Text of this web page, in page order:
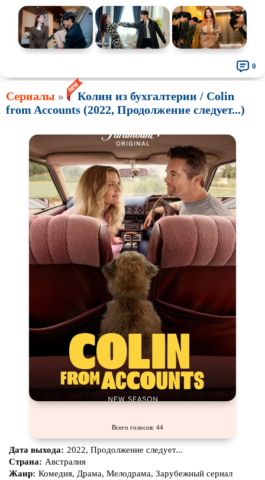
0
Сериалы »
Колин из бухгалтерии / Colin
from Accounts (2022, Продолжение следует...)
Всего голосов: 44
Дата выхода: 2022, Продолжение следует...
Страна: Австралия
Жанр: Комедия, Драма, Мелодрама, Зарубежный сериал